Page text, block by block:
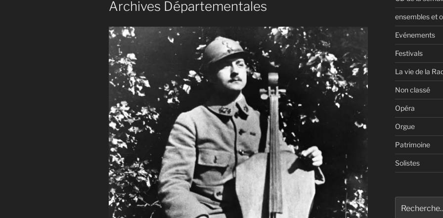
Archives Départementales
ensembles et
Evénements
Festivals
La vie de la
Non classé
Opéra
Orgue
Patrimoine
Solistes
pour